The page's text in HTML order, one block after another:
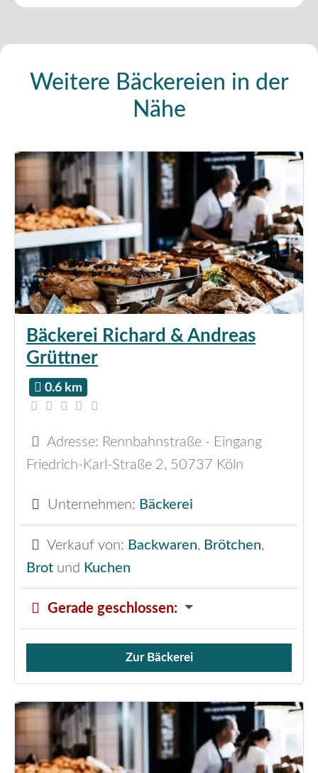
Weitere Bäckereien in der
Nähe
Bäckerei Richard & Andreas
Grüttner
0.6 km
Adresse: Rennbahnstraße - Eingang
Friedrich-Karl-Straße 2, 50737 Köln
Unternehmen: Bäckerei
Verkauf von: Backwaren, Brötchen,
Brot und Kuchen
Gerade geschlossen:
Verkauf von Brötchen,
Zur Bäckerei